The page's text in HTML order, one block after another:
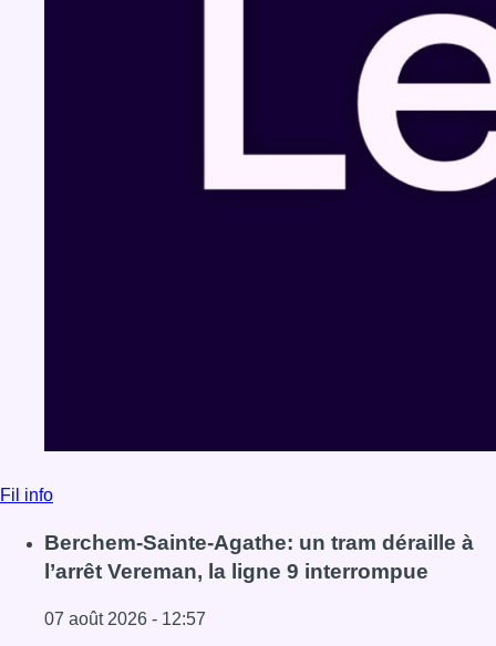
Fil info
Berchem-Sainte-Agathe: un tram déraille à
l’arrêt Vereman, la ligne 9 interrompue
07 août 2026 - 12:57